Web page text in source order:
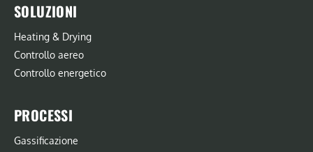
SOLUZIONI
Heating & Drying
Controllo aereo
Controllo energetico
PROCESSI
Gassificazione